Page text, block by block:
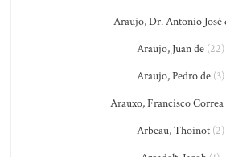
Araujo, Dr. Antonio José
Araujo, Juan de(22)
Araujo, Pedro de(3)
Arauxo, Francisco Correa
Arbeau, Thoinot(2)